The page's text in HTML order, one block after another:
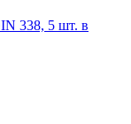
338, 5 шт. в